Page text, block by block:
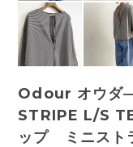
Odour オウ
STRIPE L/S
ップ ミニスト